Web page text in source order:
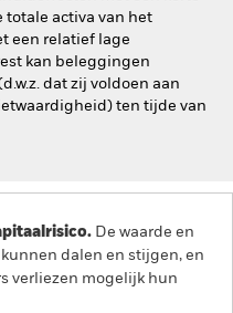
totale activa van het
een relatief lage
kan beleggingen
dat zij voldoen aan
ten tijde van
De waarde en
dalen en stijgen, en
verliezen mogelijk hun